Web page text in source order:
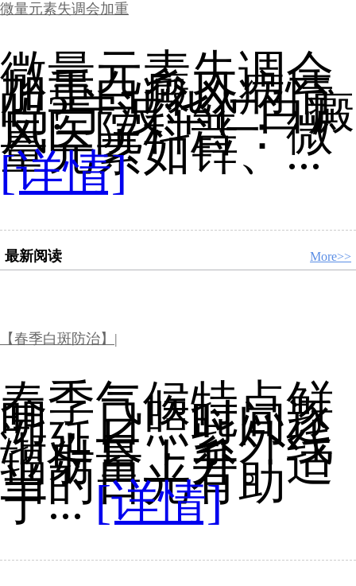
微量元素失调会加重
微量元素失调会
加重白癜风病情
吗?宁波华仁白癜
风医院科普：微
量元素如锌、...
[详情]
最新阅读 More>>
【春季白斑防治】|
春季气候特点鲜
明，日照时间逐
渐延长，紫外线
辐射量上升。适
当的日光有助
于...[详情]